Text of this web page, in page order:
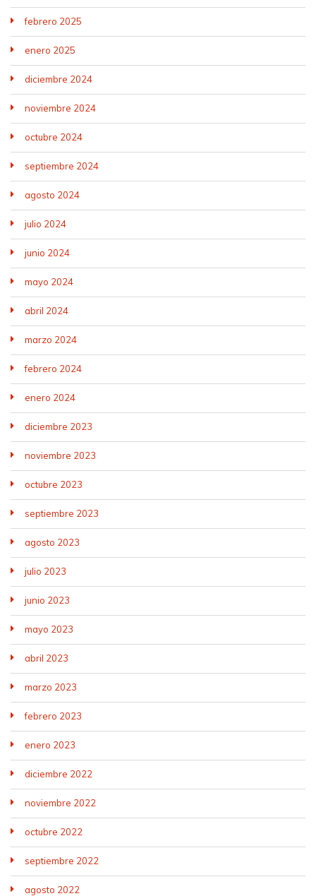
febrero 2025
enero 2025
diciembre 2024
noviembre 2024
octubre 2024
septiembre 2024
agosto 2024
julio 2024
junio 2024
mayo 2024
abril 2024
marzo 2024
febrero 2024
enero 2024
diciembre 2023
noviembre 2023
octubre 2023
septiembre 2023
agosto 2023
julio 2023
junio 2023
mayo 2023
abril 2023
marzo 2023
febrero 2023
enero 2023
diciembre 2022
noviembre 2022
octubre 2022
septiembre 2022
agosto 2022